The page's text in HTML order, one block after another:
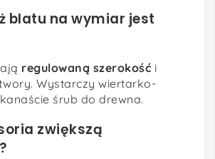
blatu na wymiar jest
regulowaną szerokość i
Wystarczy wiertarko-
śrub do drewna.
zwiększą